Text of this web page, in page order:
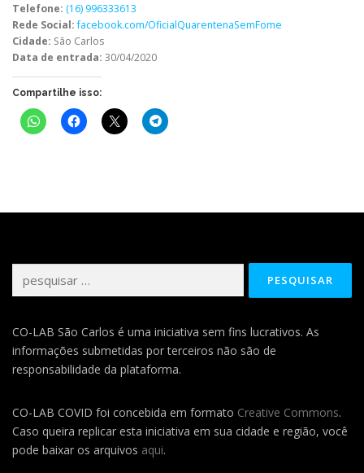
Telefone: (16) 996333613
Rede Social: facebook.com/OficialQuarentenaSemFome
Cidade: São Carlos
Data de entrada: 30/04/2020
Compartilhe isso:
por:
CO-LAB São Carlos é uma iniciativa sem fins lucrativos. As
informações submetidas por terceiros não são de
responsabilidade da plataforma.
CO-LAB COVID foi concebida em formato Creative Commons.
Caso queira replicar esta iniciativa em sua cidade e região, você
pode baixar os arquivos aqui.